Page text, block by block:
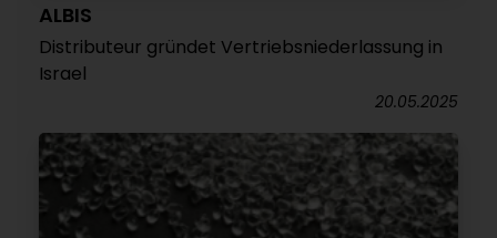
ALBIS
Distributeur gründet Vertriebsniederlassung in
Israel
20.05.2025